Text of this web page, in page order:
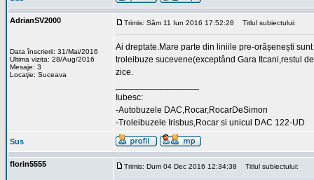
AdrianSV2000
Data înscrierii: 31/Mai/2016
Ultima vizita: 28/Aug/2016
Mesaje: 3
Locaţie: Suceava
Trimis: Sâm 11 Iun 2016 17:52:28 Titlul subiectului:
Ai dreptate.Mare parte din liniile pre-orășenești
troleibuze sucevene(exceptând Gara Itcani,restul
zice.
Iubesc:
-Autobuzele DAC,Rocar,RocarDeSimon
-Troleibuzele Irisbus,Rocar si unicul DAC 122-UD
Sus
florin5555 Trimis: Dum 04 Dec 2016 12:34:38 Titlul subiectului: